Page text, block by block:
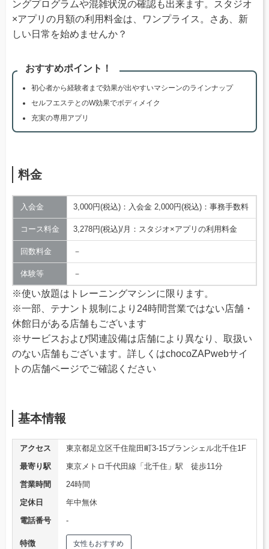
ングプログラムや混雑状況の確認も出来ます。スタジオ
×アプリの月額の利用料金は、ワンプライス。さあ、新
しい日常を始めませんか？
おすすめポイント！
初心者から経験者まで効果が出やすいマシーンのラインナップ
セルフエステとのW効果でボディメイク
充実の専用アプリ
料金
入会金 3,000円(税込)：入会金 2,000円(税込)：事務手数料
コース料金 3,278円(税込)/月：スタジオ×アプリの利用料金
回数料金 －
体験等 －
※使い放題はトレーニングマシンに限ります。
※一部、テナント規制により24時間営業ではない店舗・
休館日がある店舗もございます
※サービスおよび関連設備は店舗により異なり、取扱い
のない店舗もございます。詳しくはchocoZAPwebサイ
トの店舗ページでご確認ください
基本情報
アクセス
東京都足立区千住龍田町3-15ブランシェル北千住1F
最寄り駅
東京メトロ千代田線「北千住」駅 徒歩11分
営業時間
24時間
定休日
年中無休
電話番号
‐
特徴 女性もおすすめ